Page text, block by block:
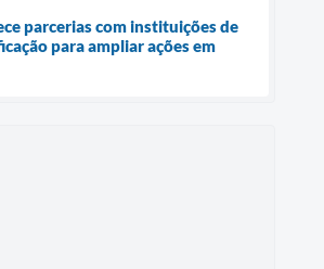
parcerias com instituições de
para ampliar ações em